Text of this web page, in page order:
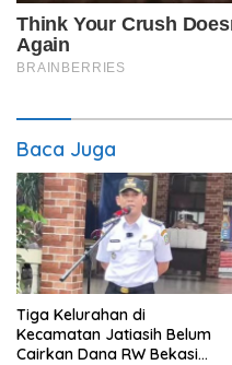
Baca Juga
Tiga Kelurahan di
Kecamatan Jatiasih Belum
Cairkan Dana RW Bekasi